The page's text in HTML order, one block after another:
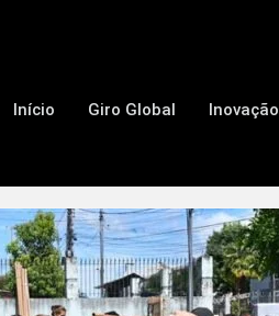
Início Giro Global